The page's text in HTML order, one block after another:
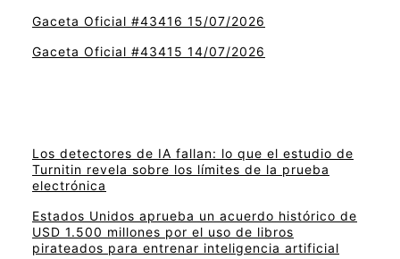
Gaceta Oficial #43416 15/07/2026
Gaceta Oficial #43415 14/07/2026
Los detectores de IA fallan: lo que el estudio de
Turnitin revela sobre los límites de la prueba
electrónica
Estados Unidos aprueba un acuerdo histórico de
USD 1.500 millones por el uso de libros
pirateados para entrenar inteligencia artificial